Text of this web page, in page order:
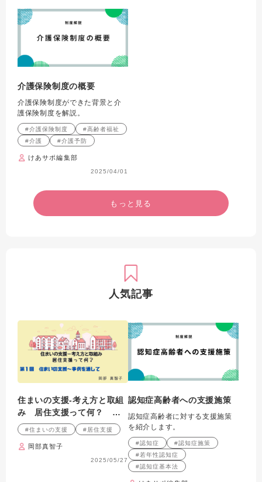
介護保険制度の概要
介護保険制度ができた背景と介
護保険制度を解説。
#介護保険制度
#高齢者福祉
#介護
#介護予防
けあサポ編集部
2025/04/01
もっと見る
人気記事
住まいの支援‐考え方と取組
み 居住支援って何？ 第1
回 住まいの支援～事例を
通して
#住まいの支援 #居住支援
岡部真智子
2025/05/27
認知症高齢者への支援施策
認知症高齢者に対する支援施策
を紹介します。
#認知症
#認知症施策
#若年性認知症
#認知症基本法